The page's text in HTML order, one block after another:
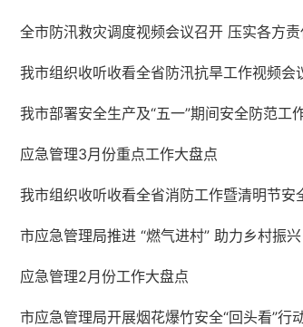
全市防汛救灾调度视频会议召开 压实各方
我市组织收听收看全省防汛抗旱工作视频会
我市部署安全生产及“五一”期间安全防范工
应急管理3月份重点工作大盘点
我市组织收听收看全省消防工作暨清明节安
市应急管理局推进 “燃气进村” 助力乡村振兴
应急管理2月份工作大盘点
市应急管理局开展烟花爆竹安全“回头看”行